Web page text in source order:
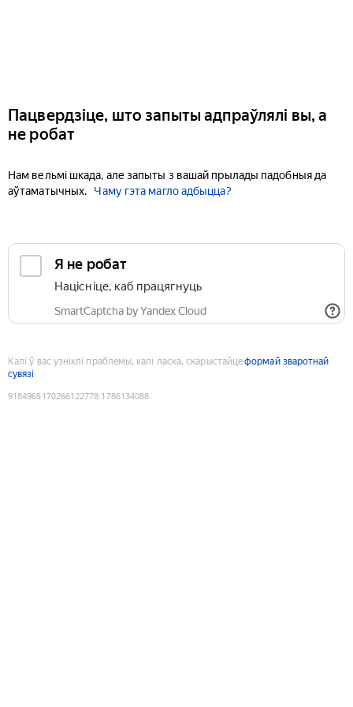
Пацвердзіце, што запыты адпраўлялі вы, а
не робат
Нам вельмі шкада, але запыты з вашай прылады падобныя да
аўтаматычных.
Чаму гэта магло адбыцца?
Я не робат
Націсніце, каб працягнуць
SmartCaptcha by Yandex Cloud
Калі ў вас узніклі праблемы, калі ласка, скарыстайцеформай зваротнай
сувязі
9184965170266122778:1786134088